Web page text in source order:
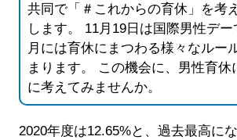
共同で「＃これからの育休」を考
します。 11月19日は国際男性デ
月には育休にまつわる様々なルー
まります。 この機会に、男性育休
に考えてみませんか。
2020年度は12.65%と、過去最高に